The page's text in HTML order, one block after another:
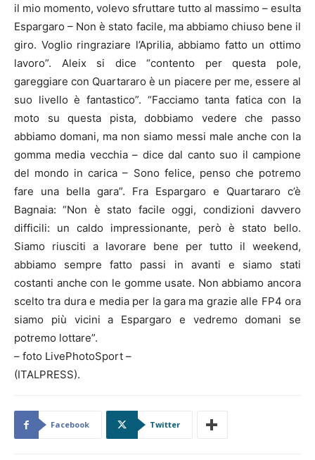
il mio momento, volevo sfruttare tutto al massimo – esulta
Espargaro – Non è stato facile, ma abbiamo chiuso bene il
giro. Voglio ringraziare l’Aprilia, abbiamo fatto un ottimo
lavoro”. Aleix si dice “contento per questa pole,
gareggiare con Quartararo è un piacere per me, essere al
suo livello è fantastico”. “Facciamo tanta fatica con la
moto su questa pista, dobbiamo vedere che passo
abbiamo domani, ma non siamo messi male anche con la
gomma media vecchia – dice dal canto suo il campione
del mondo in carica – Sono felice, penso che potremo
fare una bella gara”. Fra Espargaro e Quartararo c’è
Bagnaia: “Non è stato facile oggi, condizioni davvero
difficili: un caldo impressionante, però è stato bello.
Siamo riusciti a lavorare bene per tutto il weekend,
abbiamo sempre fatto passi in avanti e siamo stati
costanti anche con le gomme usate. Non abbiamo ancora
scelto tra dura e media per la gara ma grazie alle FP4 ora
siamo più vicini a Espargaro e vedremo domani se
potremo lottare”.
– foto LivePhotoSport –
(ITALPRESS).
Facebook Twitter